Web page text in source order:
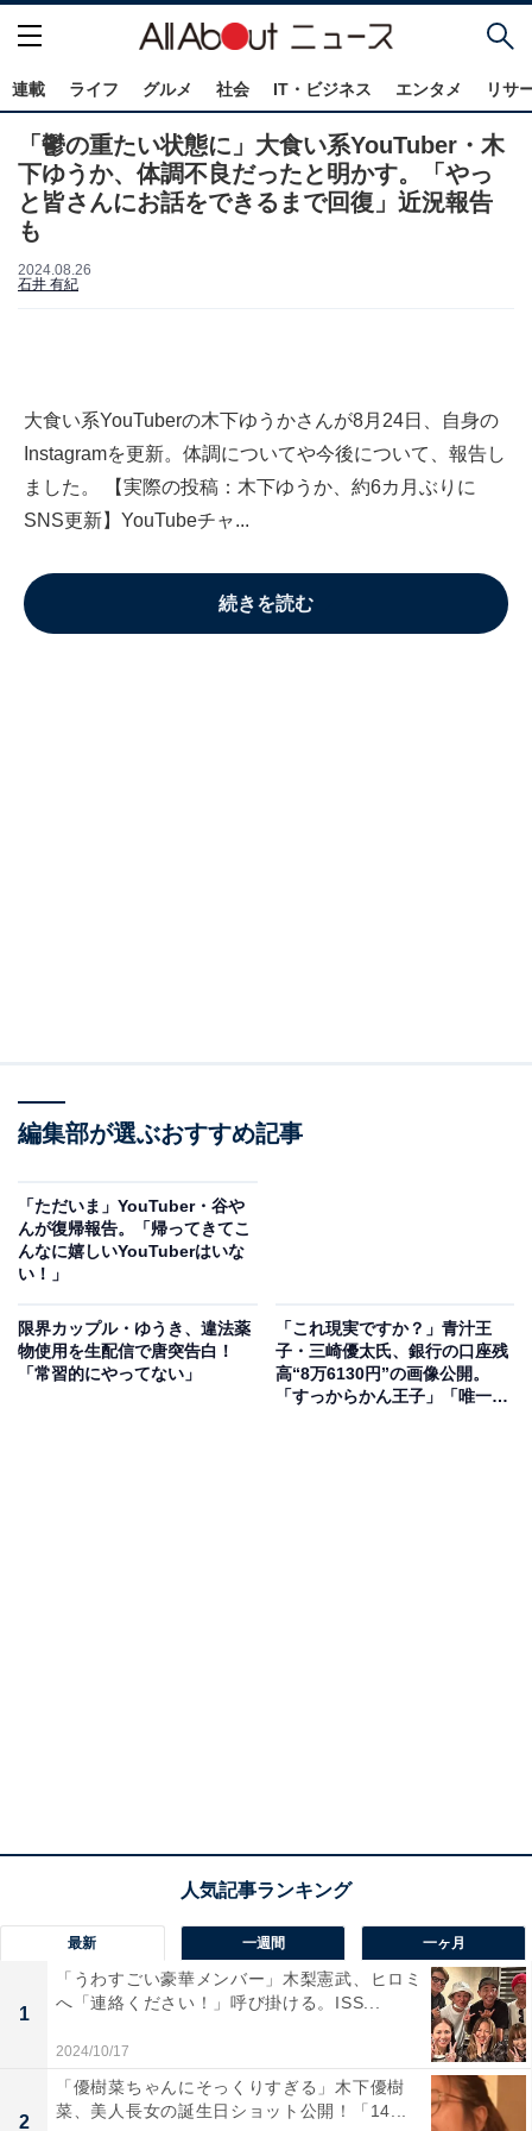
連載 ライフ グルメ 社会 IT・ビジネス エンタメ リサ
「鬱の重たい状態に」大食い系YouTuber・木
下ゆうか、体調不良だったと明かす。「やっ
と皆さんにお話をできるまで回復」近況報告
も
2024.08.26
石井 有紀
大食い系YouTuberの木下ゆうかさんが8月24日、自身の
Instagramを更新。体調についてや今後について、報告し
ました。 【実際の投稿：木下ゆうか、約6カ月ぶりに
SNS更新】YouTubeチャ...
続きを読む
編集部が選ぶおすすめ記事
「ただいま」YouTuber・谷や
んが復帰報告。「帰ってきてこ
んなに嬉しいYouTuberはいな
い！」
限界カップル・ゆうき、違法薬
物使用を生配信で唐突告白！
「常習的にやってない」
「これ現実ですか？」青汁王
子・三崎優太氏、銀行の口座残
高“8万6130円”の画像公開。
「すっからかん王子」「唯一の
最新 一週間 一ヶ月
1
「うわすごい豪華メンバー」木梨憲武、ヒロミ
へ「連絡ください！」呼び掛ける。ISS...
2024/10/17
2
「優樹菜ちゃんにそっくりすぎる」木下優樹
菜、美人長女の誕生日ショット公開！「14...